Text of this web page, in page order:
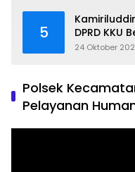
5
DPRD KKU
24 Oktober
Polsek
Pelayanan